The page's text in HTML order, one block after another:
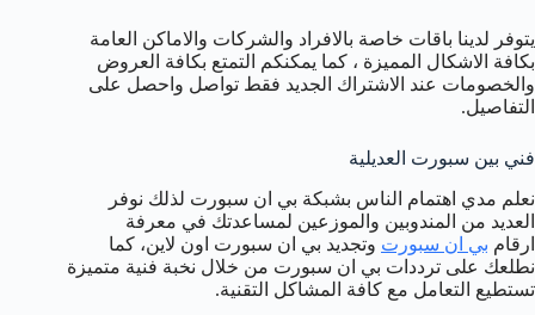
يتوفر لدينا باقات خاصة بالافراد والشركات والاماكن العامة
بكافة الاشكال المميزة ، كما يمكنكم التمتع بكافة العروض
والخصومات عند الاشتراك الجديد فقط تواصل واحصل على
التفاصيل.
فني بين سبورت العديلية
نعلم مدي اهتمام الناس بشبكة بي ان سبورت لذلك نوفر
العديد من المندوبين والموزعين لمساعدتك في معرفة
ارقام بي ان سبورت وتجديد بي ان سبورت اون لاين، كما
نطلعك على ترددات بي ان سبورت من خلال نخبة فنية متميزة
تستطيع التعامل مع كافة المشاكل التقنية.